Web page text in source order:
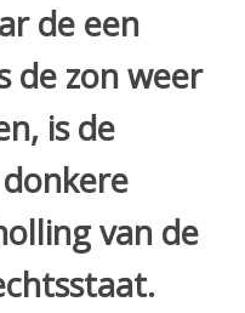
de een
de zon weer
is de
van de